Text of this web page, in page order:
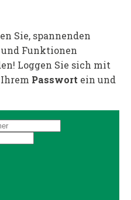
Sie, spannenden
Funktionen
Loggen Sie sich mit
Passwort ein und